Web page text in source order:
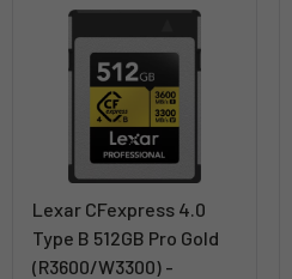
Lexar CFexpress 4.0
Type B 512GB Pro Gold
(R3600/W3300) -